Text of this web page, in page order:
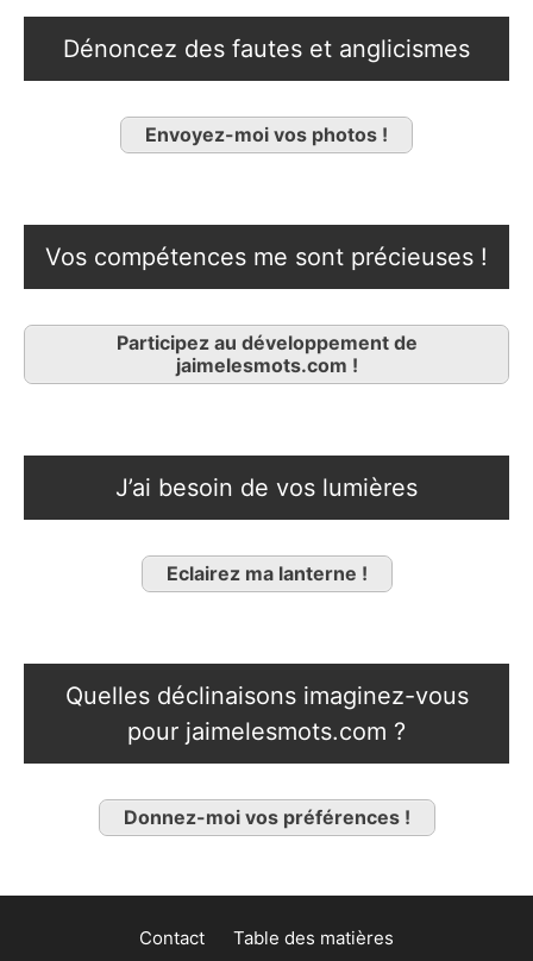
Dénoncez des fautes et anglicismes
Envoyez-moi vos photos !
Vos compétences me sont précieuses !
Participez au développement de
jaimelesmots.com !
J’ai besoin de vos lumières
Eclairez ma lanterne !
Quelles déclinaisons imaginez-vous
pour jaimelesmots.com ?
Donnez-moi vos préférences !
Contact Table des matières